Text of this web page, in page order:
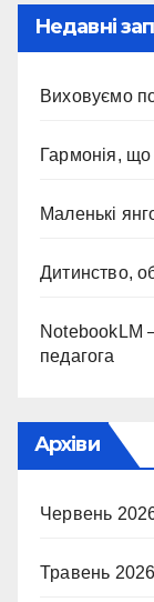
Недавні
Виховуємо
Гармонія, що
Маленькі
Дитинство,
NotebookLM
педагога
Архіви
Червень
Травень 2026